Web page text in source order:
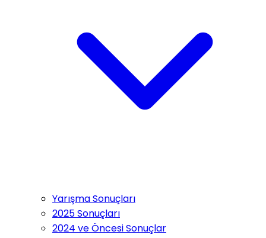
Yarışma Sonuçları
2025 Sonuçları
2024 ve Öncesi Sonuçlar